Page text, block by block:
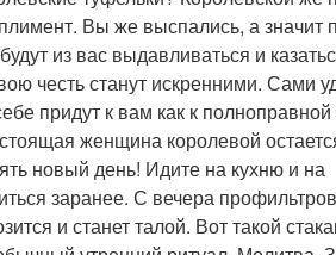
Вы же выспались, а значит
из вас выдавливаться и
честь станут искренними. Сами
придут к вам как к полноправной
женщина королевой
новый день! Идите на кухню и на
заранее. С вечера
и станет талой. Вот такой